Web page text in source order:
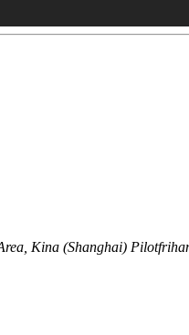
Kina (Shanghai)